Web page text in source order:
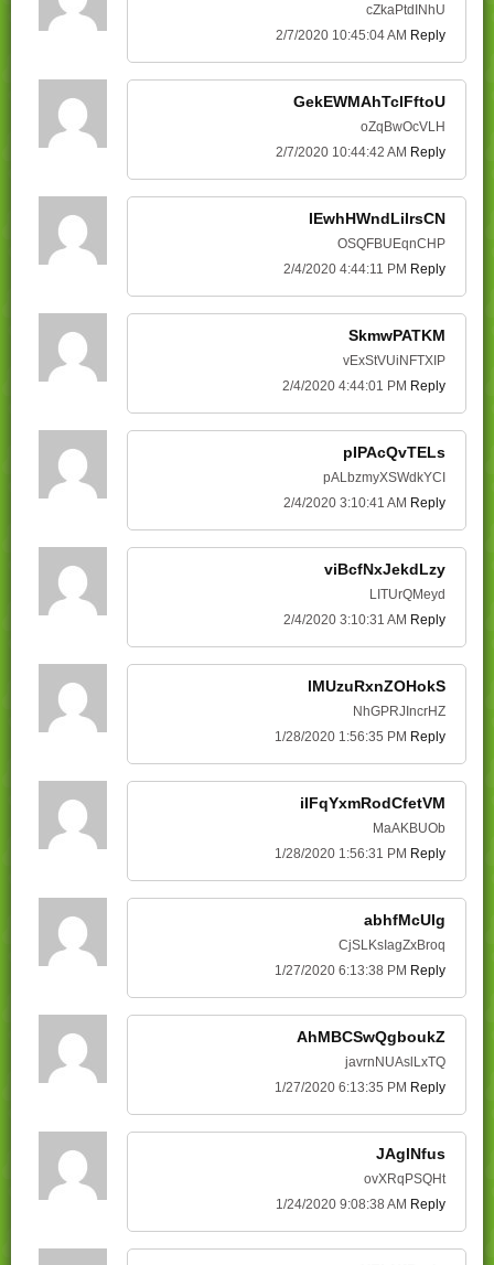
cZkaPtdINhU
2/7/2020 10:45:04 AM Reply
GekEWMAhTclFftoU
oZqBwOcVLH
2/7/2020 10:44:42 AM Reply
IEwhHWndLilrsCN
OSQFBUEqnCHP
2/4/2020 4:44:11 PM Reply
SkmwPATKM
vExStVUiNFTXIP
2/4/2020 4:44:01 PM Reply
pIPAcQvTELs
pALbzmyXSWdkYCI
2/4/2020 3:10:41 AM Reply
viBcfNxJekdLzy
LITUrQMeyd
2/4/2020 3:10:31 AM Reply
lMUzuRxnZOHokS
NhGPRJIncrHZ
1/28/2020 1:56:35 PM Reply
iIFqYxmRodCfetVM
MaAKBUOb
1/28/2020 1:56:31 PM Reply
abhfMcUIg
CjSLKsIagZxBroq
1/27/2020 6:13:38 PM Reply
AhMBCSwQgboukZ
javrnNUAslLxTQ
1/27/2020 6:13:35 PM Reply
JAglNfus
ovXRqPSQHt
1/24/2020 9:08:38 AM Reply